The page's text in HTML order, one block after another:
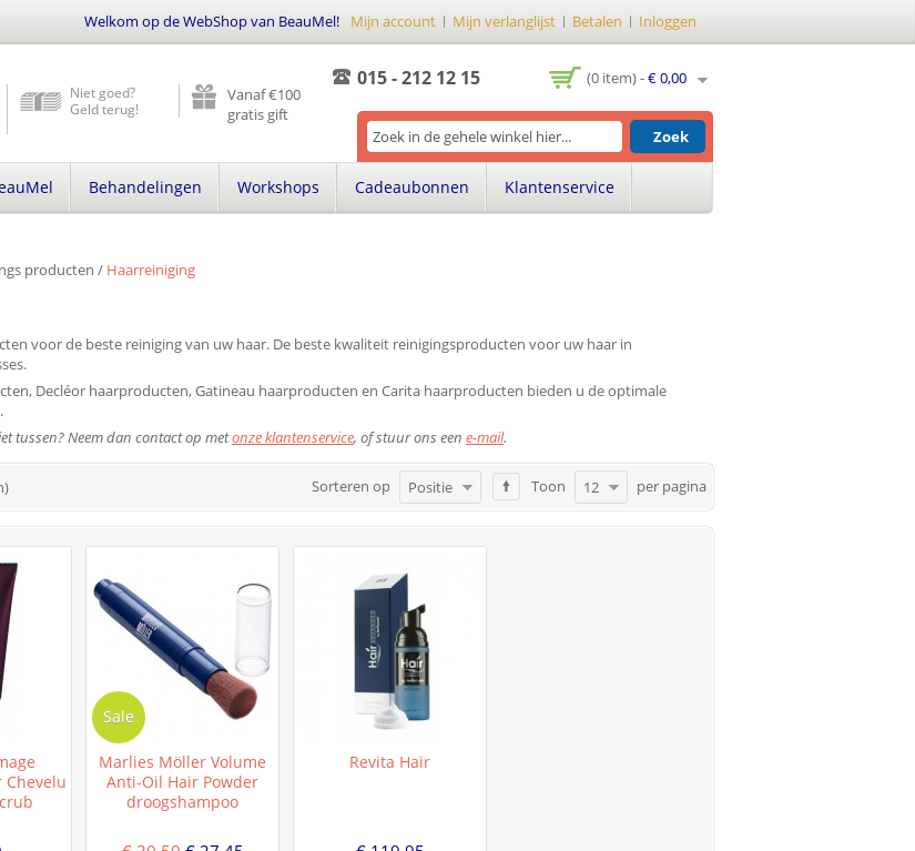
Mijn account Mijn verlanglijst Betalen Inloggen
Welkom op de WebShop van BeauMel!
Niet goed?
Geld terug!
Vanaf €100
gratis gift
015 - 212 12 15 (0 item) -€ 0,00
Zoek
Behandelingen Workshops Cadeaubonnen Klantenservice
producten / Haarreiniging
voor de beste reiniging van uw haar. De beste kwaliteit reinigingsproducten voor uw haar in
Decléor haarproducten, Gatineau haarproducten en Carita haarproducten bieden u de optimale
tussen? Neem dan contact op metonze klantenservice, of stuur ons een e-mail.
Toon 12 per pagina
Sorteren op Positie
Chevelu
Sale
Marlies Möller Volume
Anti-Oil Hair Powder
droogshampoo
Revita Hair